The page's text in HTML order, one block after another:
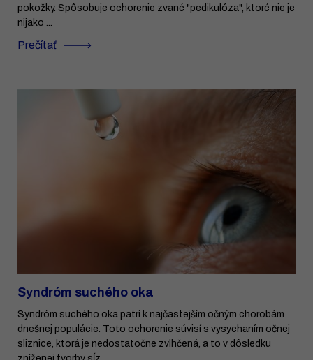
pokožky. Spôsobuje ochorenie zvané "pedikulóza", ktoré nie je
nijako ...
Prečítať
Syndróm suchého oka
Syndróm suchého oka patrí k najčastejším očným chorobám
dnešnej populácie. Toto ochorenie súvisí s vysychaním očnej
sliznice, ktorá je nedostatočne zvlhčená, a to v dôsledku